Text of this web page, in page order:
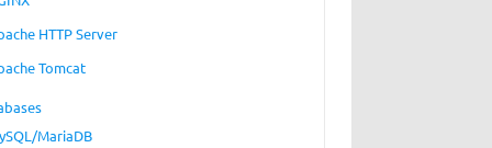
HTTP Server
Tomcat
MariaDB